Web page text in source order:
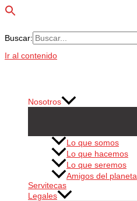
Buscar:
Ir al contenido
Nosotros
Lo que somos
Lo que hacemos
Lo que seremos
Amigos del planeta
Servitecas
Legales